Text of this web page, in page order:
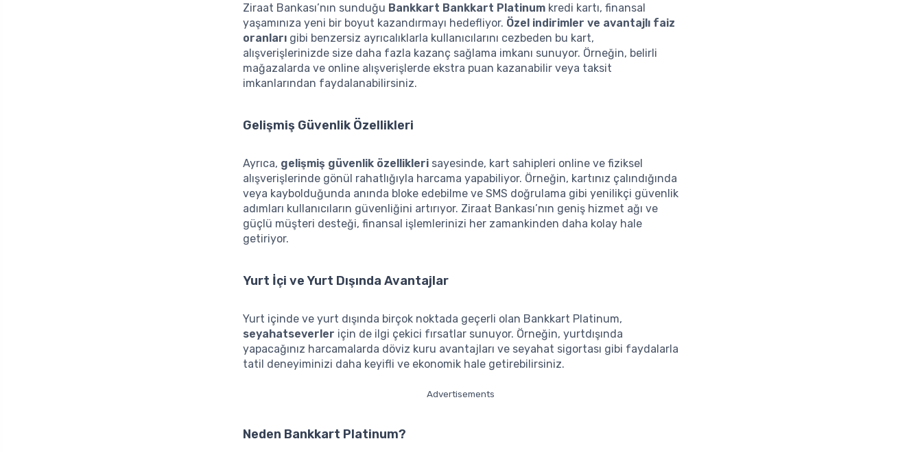
Ziraat Bankası’nın sunduğu Bankkart Bankkart Platinum kredi kartı, finansal
yaşamınıza yeni bir boyut kazandırmayı hedefliyor. Özel indirimler ve avantajlı faiz
oranları gibi benzersiz ayrıcalıklarla kullanıcılarını cezbeden bu kart,
alışverişlerinizde size daha fazla kazanç sağlama imkanı sunuyor. Örneğin, belirli
mağazalarda ve online alışverişlerde ekstra puan kazanabilir veya taksit
imkanlarından faydalanabilirsiniz.
Gelişmiş Güvenlik Özellikleri
Ayrıca, gelişmiş güvenlik özellikleri sayesinde, kart sahipleri online ve fiziksel
alışverişlerinde gönül rahatlığıyla harcama yapabiliyor. Örneğin, kartınız çalındığında
veya kaybolduğunda anında bloke edebilme ve SMS doğrulama gibi yenilikçi güvenlik
adımları kullanıcıların güvenliğini artırıyor. Ziraat Bankası’nın geniş hizmet ağı ve
güçlü müşteri desteği, finansal işlemlerinizi her zamankinden daha kolay hale
getiriyor.
Yurt İçi ve Yurt Dışında Avantajlar
Yurt içinde ve yurt dışında birçok noktada geçerli olan Bankkart Platinum,
seyahatseverler için de ilgi çekici fırsatlar sunuyor. Örneğin, yurtdışında
yapacağınız harcamalarda döviz kuru avantajları ve seyahat sigortası gibi faydalarla
tatil deneyiminizi daha keyifli ve ekonomik hale getirebilirsiniz.
Advertisements
Neden Bankkart Platinum?